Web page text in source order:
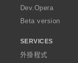
a
Dev.Opera
Beta version
SERVICES
外掛程式